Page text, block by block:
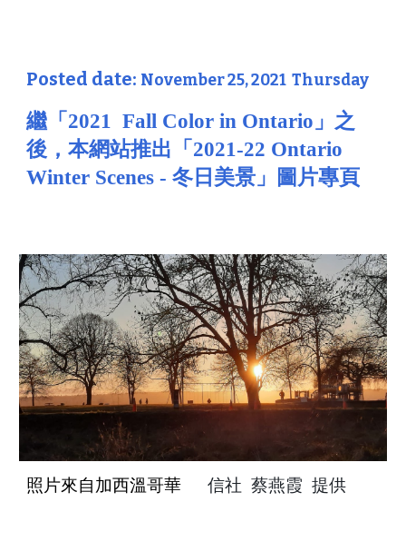
Posted date: November 25, 2021 Thursday
繼「2021 Fall Color in Ontario 」之
後，本網站推出「2021-22 Ontario
Winter Scenes -冬日美景」圖片專頁
照片來自加西溫哥華 信社 蔡燕霞 提供